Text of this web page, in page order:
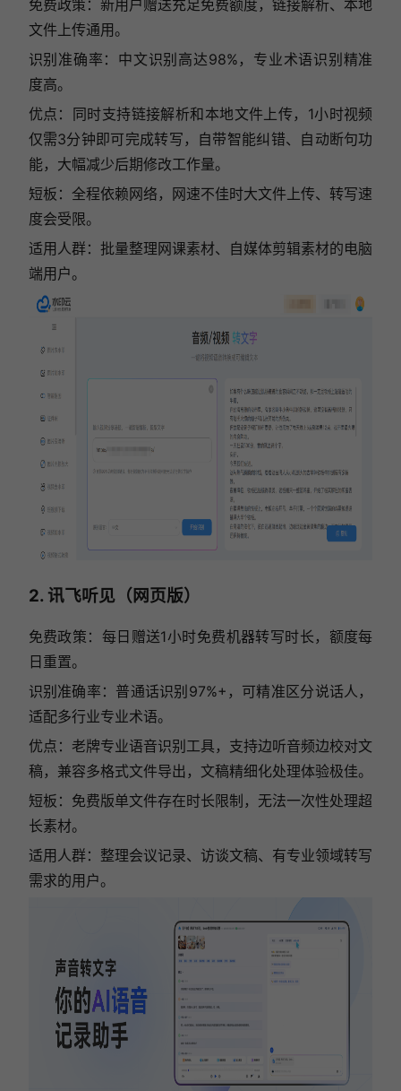
免费政策：新用户赠送充足免费额度，链接解析、本地
文件上传通用。
识别准确率：中文识别高达98%，专业术语识别精准
度高。
优点：同时支持链接解析和本地文件上传，1小时视频
仅需3分钟即可完成转写，自带智能纠错、自动断句功
能，大幅减少后期修改工作量。
短板：全程依赖网络，网速不佳时大文件上传、转写速
度会受限。
适用人群：批量整理网课素材、自媒体剪辑素材的电脑
端用户。
2. 讯飞听见（网页版）
免费政策：每日赠送1小时免费机器转写时长，额度每
日重置。
识别准确率：普通话识别97%+，可精准区分说话人，
适配多行业专业术语。
优点：老牌专业语音识别工具，支持边听音频边校对文
稿，兼容多格式文件导出，文稿精细化处理体验极佳。
短板：免费版单文件存在时长限制，无法一次性处理超
长素材。
适用人群：整理会议记录、访谈文稿、有专业领域转写
需求的用户。